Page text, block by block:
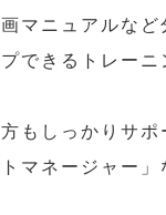
マニュアルな
できるトレー
もしっかりサ
マネージャー